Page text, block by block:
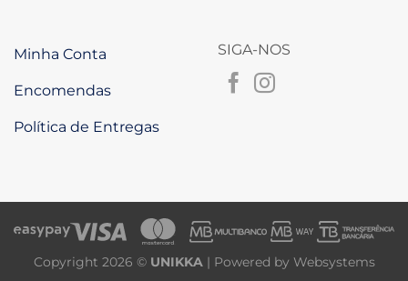
Minha Conta
Encomendas
Política de Entregas
SIGA-NOS
Copyright 2026 © UNIKKA| Powered by Websystems